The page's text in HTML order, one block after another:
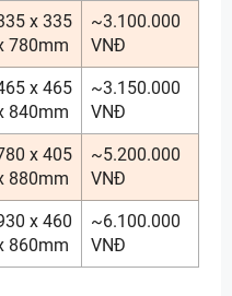
x 335
780mm
~3.100.000
VNĐ
x 465
840mm
~3.150.000
VNĐ
x 405
880mm
~5.200.000
VNĐ
x 460
860mm
~6.100.000
VNĐ